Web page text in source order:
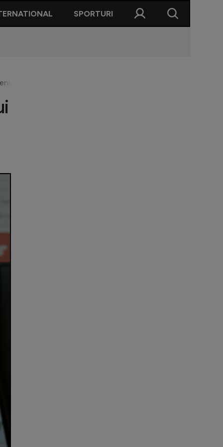
SPORTURI
Trei jucători revin pe teren: ”Ne-au lipsit în ultimele